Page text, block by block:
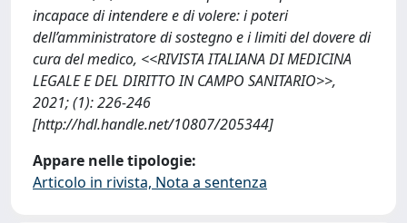
incapace di intendere e di volere: i poteri
dell’amministratore di sostegno e i limiti del dovere di
cura del medico, <<RIVISTA ITALIANA DI MEDICINA
LEGALE E DEL DIRITTO IN CAMPO SANITARIO>>,
2021; (1): 226-246
[http://hdl.handle.net/10807/205344]
Appare nelle tipologie:
Articolo in rivista, Nota a sentenza